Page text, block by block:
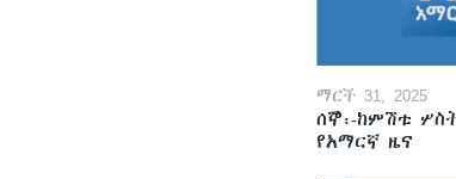
ማርች 31, 2025
ሰኞ፡-ከምሽቱ
የአማርኛ ዜና